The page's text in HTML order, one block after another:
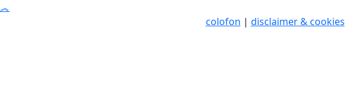
︽
colofon | disclaimer & cookies